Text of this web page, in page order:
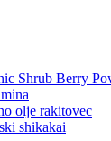
Shrub Berry
olje rakitovec
shikakai